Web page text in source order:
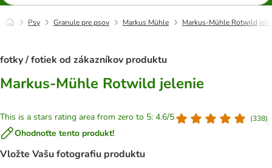
Psy Granule pre psov Markus Mühle Markus-Mühle Rotwild
fotky / fotiek od zákazníkov produktu
Markus-Mühle Rotwild jelenie
This is a stars rating area from zero to 5: 4.6/5 (338)
Ohodnoťte tento produkt!
Vložte Vašu fotografiu produktu